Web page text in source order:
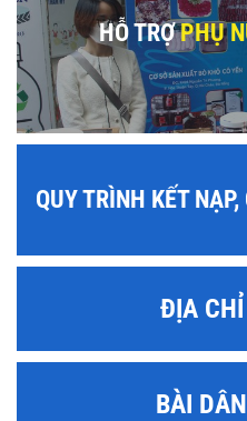
HỖ TRỢPHỤ
QUY TRÌNH KẾT
ĐỊA
BÀI